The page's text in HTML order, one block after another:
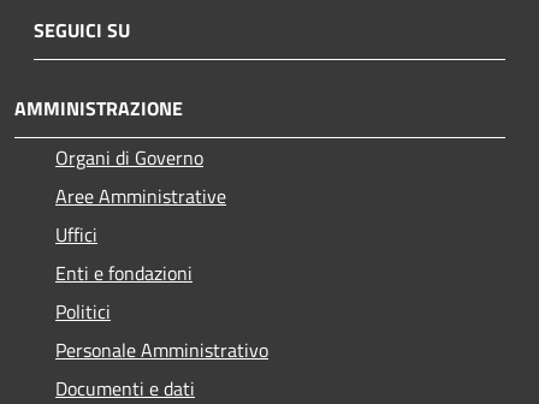
SEGUICI SU
AMMINISTRAZIONE
Organi di Governo
Aree Amministrative
Uffici
Enti e fondazioni
Politici
Personale Amministrativo
Documenti e dati